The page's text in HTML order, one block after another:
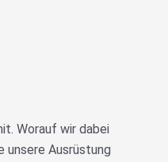
Worauf wir dabei
unsere Ausrüstung